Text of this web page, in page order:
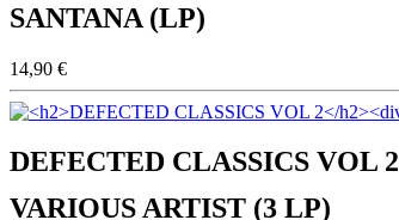
SANTANA (LP)
14,90 €
DEFECTED CLASSICS VOL 2
VARIOUS ARTIST (3 LP)